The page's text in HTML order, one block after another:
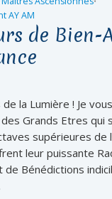
AY AM
de Bien-
de la Lumière ! Je
Grands Etres qui
supérieures de
leur puissante
Bénédictions